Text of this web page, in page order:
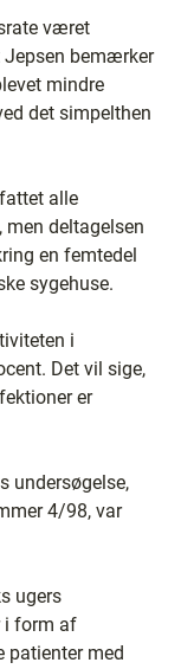
været
Jepsen bemærker
mindre
det simpelthen
alle
men deltagelsen
en femtedel
sygehuse.
i
Det vil sige,
er
undersøgelse,
4/98, var
ugers
i form af
patienter med